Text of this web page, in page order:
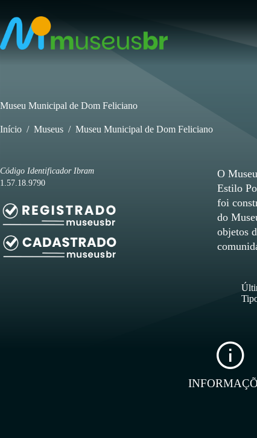
para
conteúdo
Museu Municipal de Dom Feliciano
Início / Museus / Museu Municipal de Dom Feliciano
Código Identificador Ibram
1.57.18.9790
O
Estilo
foi
do
objetos